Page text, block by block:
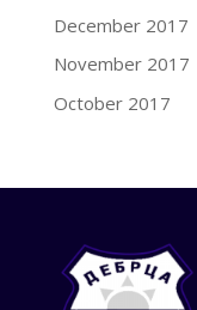
December 2017
November 2017
October 2017